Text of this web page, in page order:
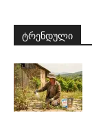
ტრენდული